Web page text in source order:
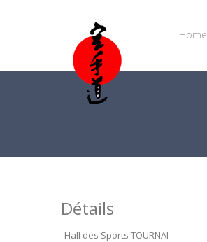
Home
Détails
Hall des Sports TOURNAI